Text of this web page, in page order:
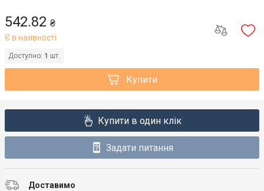
542.82 ₴
Є в наявності
Доступно: 1 шт.
Купити
Купити в один клік
Задати питання
Доставимо